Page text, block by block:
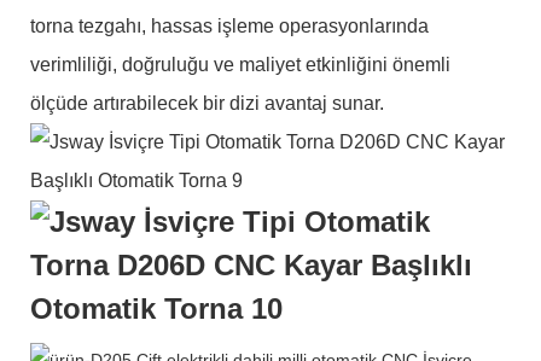
torna tezgahı, hassas işleme operasyonlarında
verimliliği, doğruluğu ve maliyet etkinliğini önemli
ölçüde artırabilecek bir dizi avantaj sunar.